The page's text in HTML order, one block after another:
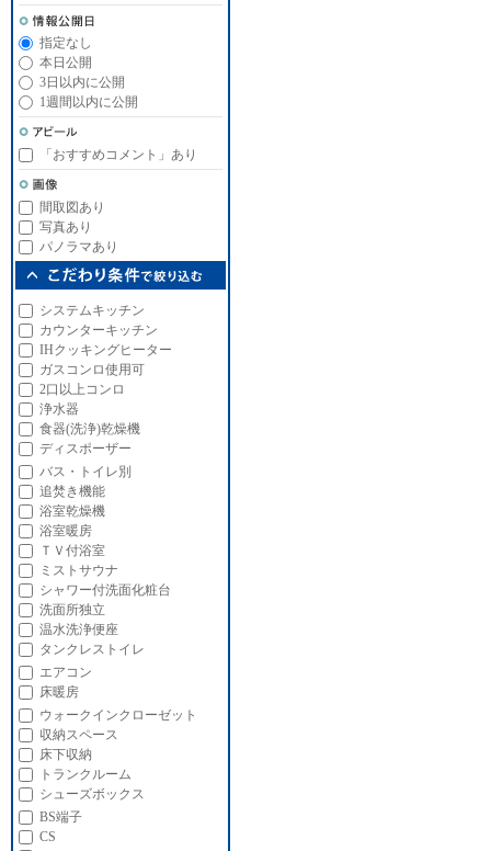
指定なし
本日公開
3日以内に公開
1週間以内に公開
「おすすめコメント」あり
間取図あり
写真あり
パノラマあり
システムキッチン
カウンターキッチン
IHクッキングヒーター
ガスコンロ使用可
2口以上コンロ
浄水器
食器(洗浄)乾燥機
ディスポーザー
バス・トイレ別
追焚き機能
浴室乾燥機
浴室暖房
ＴＶ付浴室
ミストサウナ
シャワー付洗面化粧台
洗面所独立
温水洗浄便座
タンクレストイレ
エアコン
床暖房
ウォークインクローゼット
収納スペース
床下収納
トランクルーム
シューズボックス
BS端子
CS